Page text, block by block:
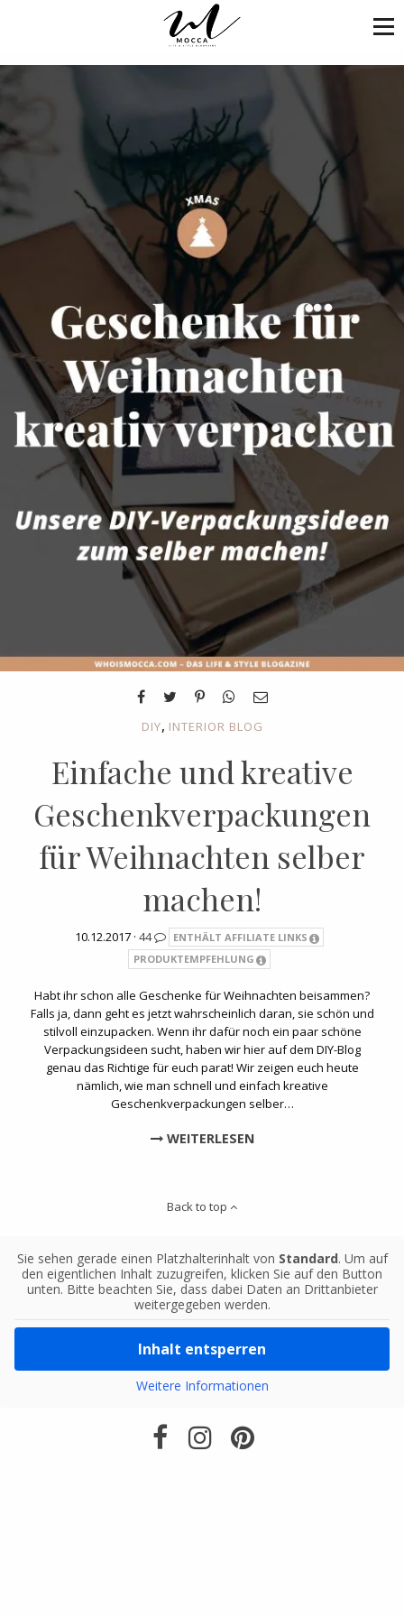
DIY, INTERIOR BLOG
Einfache und kreative
Geschenkverpackungen
für Weihnachten selber
machen!
10.12.2017 · 44
ENTHÄLT AFFILIATE LINKS
PRODUKTEMPFEHLUNG
Habt ihr schon alle Geschenke für Weihnachten beisammen?
Falls ja, dann geht es jetzt wahrscheinlich daran, sie schön und
stilvoll einzupacken. Wenn ihr dafür noch ein paar schöne
Verpackungsideen sucht, haben wir hier auf dem DIY-Blog
genau das Richtige für euch parat! Wir zeigen euch heute
nämlich, wie man schnell und einfach kreative
Geschenkverpackungen selber…
WEITERLESEN
Back to top
Sie sehen gerade einen Platzhalterinhalt von Standard. Um auf
den eigentlichen Inhalt zuzugreifen, klicken Sie auf den Button
unten. Bitte beachten Sie, dass dabei Daten an Drittanbieter
weitergegeben werden.
Inhalt entsperren
Weitere Informationen